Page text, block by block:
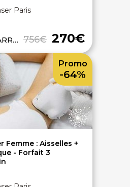
Paris
756€ 270€
(75)
Femme : Aisselles +
- Forfait 3
Promo
-64%